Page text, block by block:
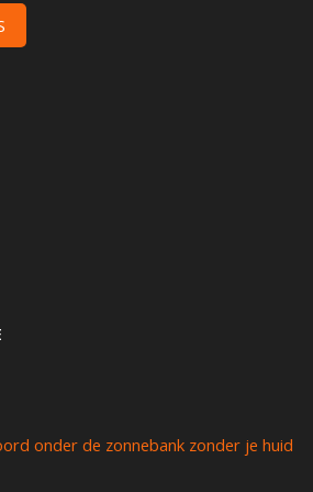
onder de zonnebank zonder je huid